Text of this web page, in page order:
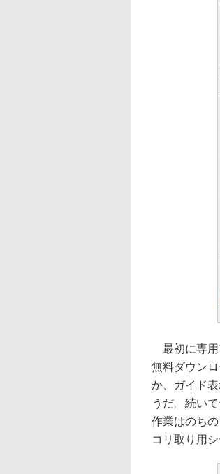
最初に専用
無料ダウン
か、ガイド
うだ。続い
作業はのち
コリ取り用